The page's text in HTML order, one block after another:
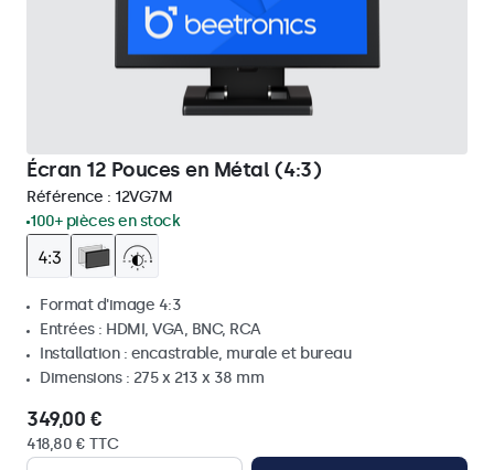
Écran 12 Pouces en Métal (4:3)
Référence : 12VG7M
100+ pièces en stock
Format d'image 4:3
Entrées : HDMI, VGA, BNC, RCA
Installation : encastrable, murale et bureau
Dimensions : 275 x 213 x 38 mm
349,00 €
418,80 € TTC